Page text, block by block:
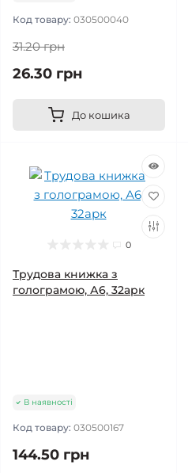
Код товару: 030500040
31.20 грн
26.30 грн
До кошика
0
Трудова книжка з
голограмою, А6, 32арк
В наявності
Код товару: 030500167
144.50 грн